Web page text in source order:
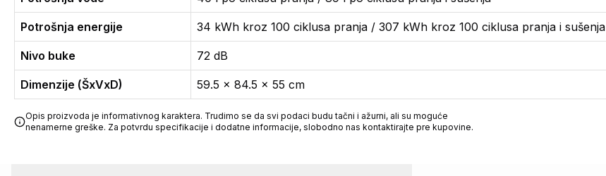
Potrošnja energije 34 kWh kroz 100 ciklusa pranja / 307 kWh kroz 100 ciklusa pranja i sušenja
Nivo buke 72 dB
Dimenzije (ŠxVxD) 59.5 x 84.5 x 55 cm
Opis proizvoda je informativnog karaktera. Trudimo se da svi podaci budu tačni i ažurni, ali su moguće
nenamerne greške. Za potvrdu specifikacije i dodatne informacije, slobodno nas kontaktirajte pre kupovine.